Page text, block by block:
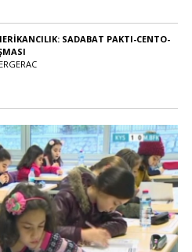
SADABAT PAKTI-CENTO-